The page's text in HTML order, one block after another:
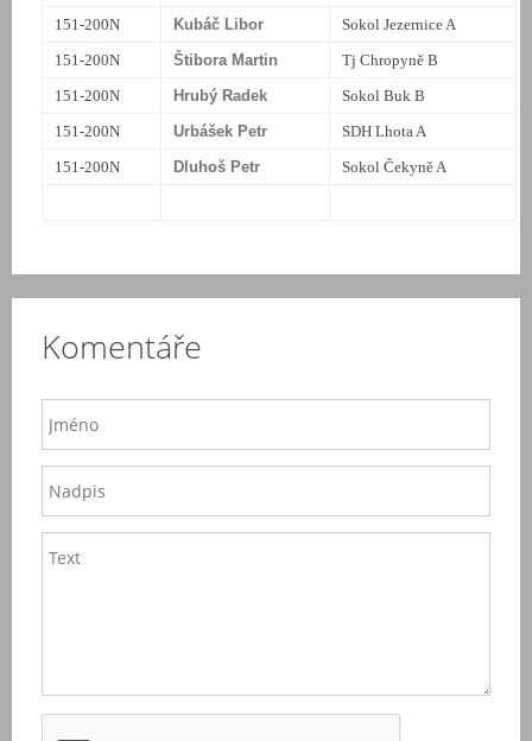
151-200N
Kubáč Libor
Sokol Jezernice A
151-200N
Štibora Martin
Tj Chropyně B
151-200N
Hrubý Radek
Sokol Buk B
151-200N
Urbášek Petr
SDH Lhota A
151-200N
Dluhoš Petr Sokol Čekyně A
Komentáře